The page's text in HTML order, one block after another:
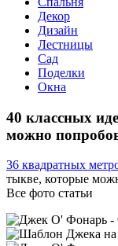
Декор
Дизайн
Лестницы
Сад
Поделки
Окна
40 классных
можно
36 квадратных
тыкве, которые
Все фото статьи